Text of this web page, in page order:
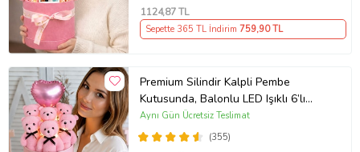
1124,87 TL
Sepette 365 TL İndirim 759,90 TL
Premium Silindir Kalpli Pembe
Kutusunda, Balonlu LED Işıklı 6’lı
Pembe Ayıcık Buketi Arkadaşa
Sevgiliye Hediye
(355)
Aynı Gün Ücretsiz Teslimat